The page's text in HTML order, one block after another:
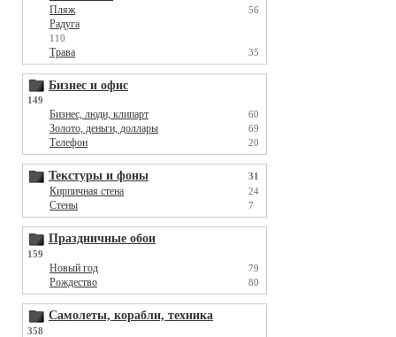
Пляж 56
Радуга
110
Трава 35
Бизнес и офис
149
Бизнес, люди, клипарт 60
Золото, деньги, доллары 69
Телефон 20
Текстуры и фоны 31
Кирпичная стена 24
Стены 7
Праздничные обои
159
Новый год 79
Рождество 80
Самолеты, корабли, техника
358